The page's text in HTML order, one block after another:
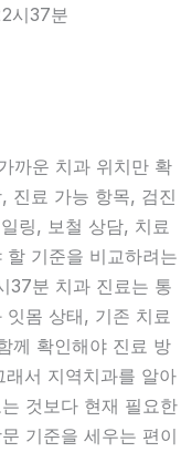
시37분
까운 치과 위치만 확
진료 가능 항목, 검진
링, 보철 상담, 치료
기준을 비교하려는
37분 치과 진료는 통
몸 상태, 기존 치료
께 확인해야 진료 방
서 지역치과를 알아
것보다 현재 필요한
기준을 세우는 편이